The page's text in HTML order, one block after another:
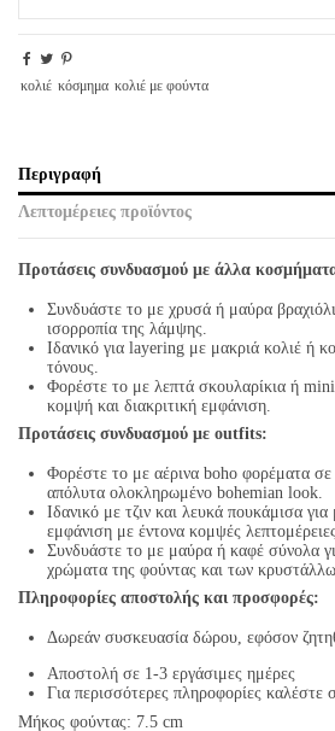
κολιέ κόσμημα κολιέ με φούντα
Περιγραφή
Λεπτομέρειες προϊόντος
Προτάσεις συνδυασμού με άλλα
Συνδυάστε το με χρυσά ή μαύρα
ισορροπία της λάμψης.
Ιδανικό για layering με μακριά κολιέ ή
τόνους.
Φορέστε το με λεπτά σκουλαρίκια ή
κομψή και διακριτική εμφάνιση.
Προτάσεις συνδυασμού με outfits:
Φορέστε το με αέρινα boho φορέματα σε
απόλυτα ολοκληρωμένο bohemian look.
Ιδανικό με τζιν και λευκά πουκάμισα
εμφάνιση με έντονα κομψές
Συνδυάστε το με μαύρα ή καφέ σύνολα
χρώματα της φούντας και των
Πληροφορίες αποστολής και προσφορές:
Δωρεάν συσκευασία δώρου, εφόσον
Αποστολή σε 1-3 εργάσιμες ημέρες
Για περισσότερες πληροφορίες καλέστε
Μήκος φούντας: 7.5 cm